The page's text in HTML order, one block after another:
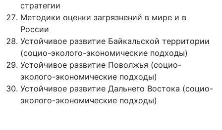
стратегии
Методики оценки загрязнений в мире и в
России
Устойчивое развитие Байкальской территории
(социо-эколого-экономические подходы)
Устойчивое развитие Поволжья (социо-
эколого-экономические подходы)
Устойчивое развитие Дальнего Востока (социо-
эколого-экономические подходы)